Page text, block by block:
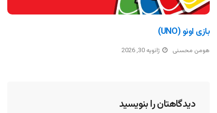
بازی اونو (UNO)
هومن محسنی ژانویه 30, 2026
دیدگاهتان را بنویسید